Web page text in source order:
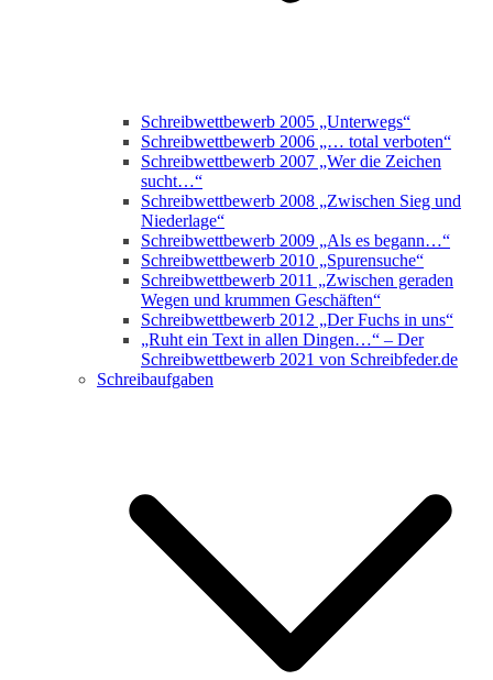
Schreibwettbewerb 2005 „Unterwegs“
Schreibwettbewerb 2006 „… total verboten“
Schreibwettbewerb 2007 „Wer die Zeichen
sucht…“
Schreibwettbewerb 2008 „Zwischen Sieg und
Niederlage“
Schreibwettbewerb 2009 „Als es begann…“
Schreibwettbewerb 2010 „Spurensuche“
Schreibwettbewerb 2011 „Zwischen geraden
Wegen und krummen Geschäften“
Schreibwettbewerb 2012 „Der Fuchs in uns“
„Ruht ein Text in allen Dingen…“ – Der
Schreibwettbewerb 2021 von Schreibfeder.de
Schreibaufgaben